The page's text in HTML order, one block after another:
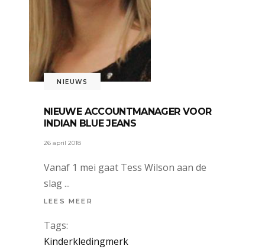
NIEUWS
NIEUWE ACCOUNTMANAGER VOOR
INDIAN BLUE JEANS
26 april 2018
Vanaf 1 mei gaat Tess Wilson aan de
slag
LEES MEER
Tags:
Kinderkledingmerk